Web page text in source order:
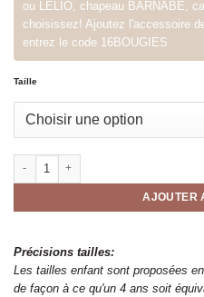
ou LELIO, chapeau BARNABE,
choisissez! Ajoutez l'accessoire
entrez le code 16BOUGIES
Taille
quantité de barboteuse BASILE
AJOUTER
Précisions tailles:
Les tailles enfant sont proposées
de façon à ce qu'un 4 ans soit